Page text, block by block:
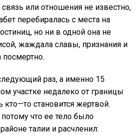
связь или отношения не известно,
перебиралась с места на
, но ни в одной она не
, жаждала славы, признания и
посмертно.
раз, а именно 15
участке недалеко от границы
кто—то становится жертвой.
потому что ее тело было
районе талии и расчленил: